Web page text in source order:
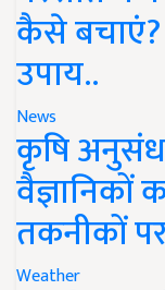
कैसे
उपाय..
News
कृषि
वैज्ञानिकों
तकनीकों
Weather